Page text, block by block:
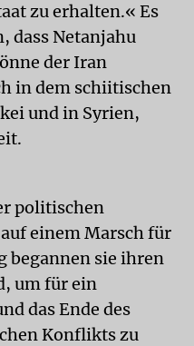
zu erhalten.« Es
dass Netanjahu
der Iran
in dem schiitischen
und in Syrien,
politischen
einem Marsch für
begannen sie ihren
um für ein
das Ende des
Konflikts zu